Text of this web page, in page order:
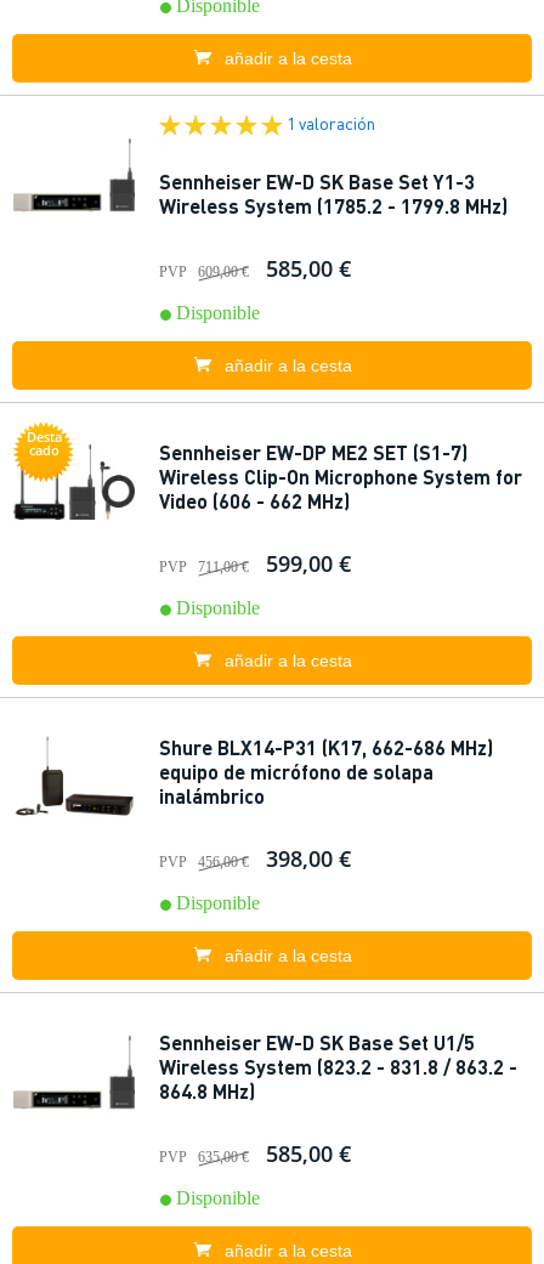
Disponible
añadir a la cesta
1 valoración
Sennheiser EW-D SK Base Set Y1-3
Wireless System (1785.2 - 1799.8 MHz)
PVP 609,00 € 585,00 €
Disponible
añadir a la cesta
Desta
cado
Sennheiser EW-DP ME2 SET (S1-7)
Wireless Clip-On Microphone System for
Video (606 - 662 MHz)
PVP 711,00 € 599,00 €
Disponible
añadir a la cesta
Shure BLX14-P31 (K17, 662-686 MHz)
equipo de micrófono de solapa
inalámbrico
PVP 456,00 € 398,00 €
Disponible
añadir a la cesta
Sennheiser EW-D SK Base Set U1/5
Wireless System (823.2 - 831.8 / 863.2 -
864.8 MHz)
PVP 635,00 € 585,00 €
Disponible
añadir a la cesta